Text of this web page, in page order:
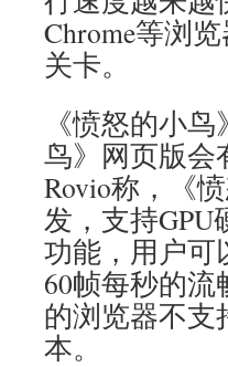
Chrome等浏
关卡。
《愤怒的小
鸟》网页版会
Rovio称，《
发，支持
功能，用户可
60帧每秒的
的浏览器不支
本。